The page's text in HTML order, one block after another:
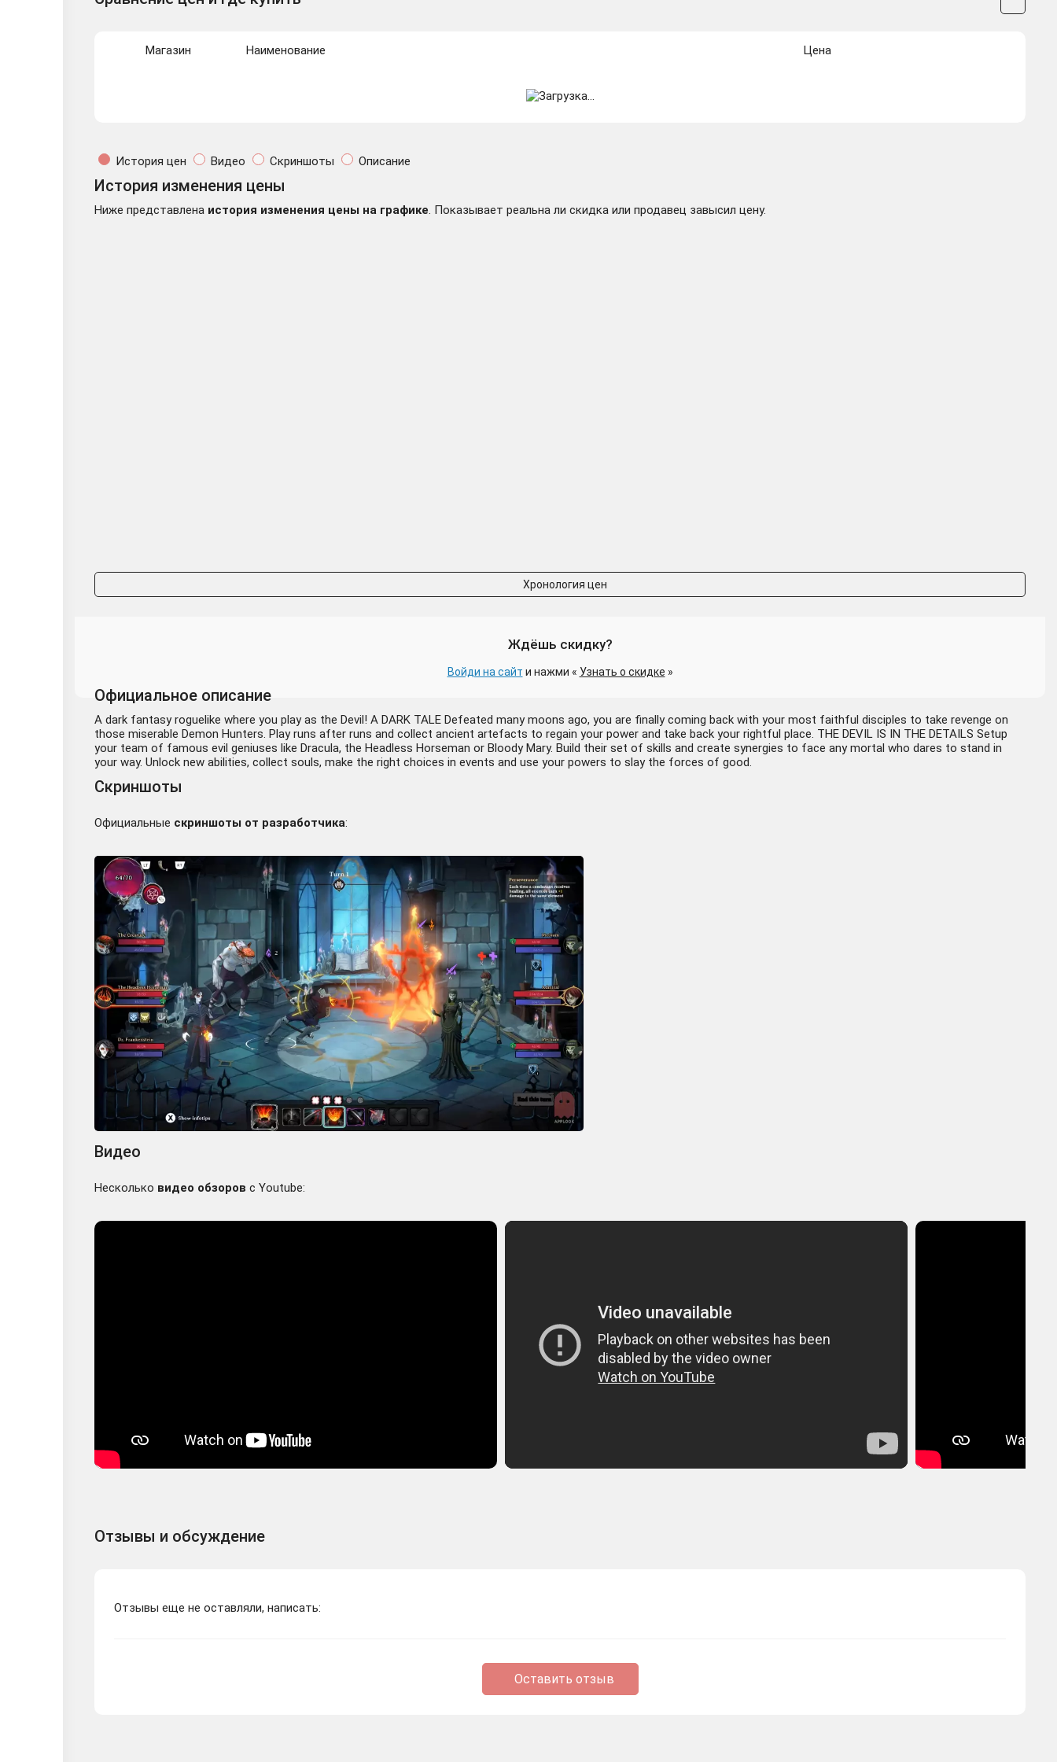
Магазин Наименование Цена
История цен Видео Скриншоты Описание
История изменения цены
Ниже представлена история изменения цены на графике. Показывает реальна ли скидка или продавец завысил цену.
Хронология цен
Ждёшь скидку?
Войди на сайт и нажми « Узнать о скидке »
Официальное описание
A dark fantasy roguelike where you play as the Devil! A DARK TALE Defeated many moons ago, you are finally coming back with your most faithful disciples to take revenge on
those miserable Demon Hunters. Play runs after runs and collect ancient artefacts to regain your power and take back your rightful place. THE DEVIL IS IN THE DETAILS Setup
your team of famous evil geniuses like Dracula, the Headless Horseman or Bloody Mary. Build their set of skills and create synergies to face any mortal who dares to stand in
your way. Unlock new abilities, collect souls, make the right choices in events and use your powers to slay the forces of good.
Скриншоты
Официальные скриншоты от разработчика:
Видео
Несколько видео обзоров с Youtube:
Отзывы и обсуждение
Отзывы еще не оставляли, написать:
Оставить отзыв